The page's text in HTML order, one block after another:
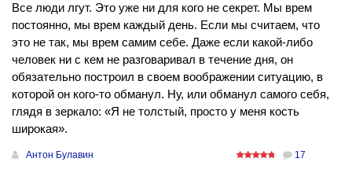
Все люди лгут. Это уже ни для кого не секрет. Мы врем
постоянно, мы врем каждый день. Если мы считаем, что
это не так, мы врем самим себе. Даже если какой-либо
человек ни с кем не разговаривал в течение дня, он
обязательно построил в своем воображении ситуацию, в
которой он кого-то обманул. Ну, или обманул самого себя,
глядя в зеркало: «Я не толстый, просто у меня кость
широкая».
Антон Булавин 17